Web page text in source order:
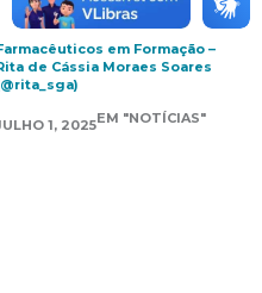
em Formação –
de Cássia Moraes Soares
1, 2025EM "NOTÍCIAS"